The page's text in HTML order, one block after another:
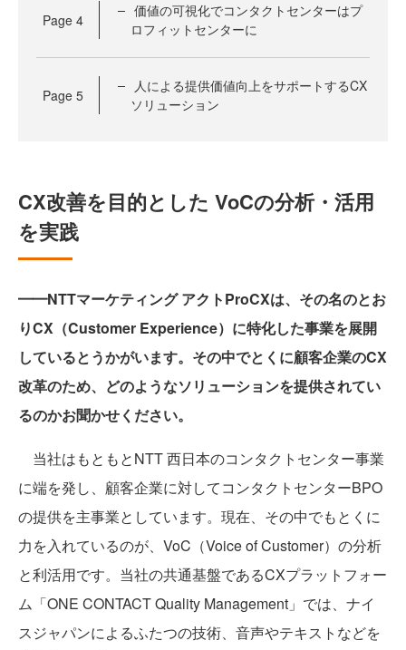
Page 4
価値の可視化でコンタクトセンターはプ
ロフィットセンターに
Page 5
人による提供価値向上をサポートするCX
ソリューション
CX改善を目的とした VoCの分析・活用
を実践
━━NTTマーケティング アクトProCXは、その名のとお
りCX（Customer Experience）に特化した事業を展開
しているとうかがいます。その中でとくに顧客企業のCX
改革のため、どのようなソリューションを提供されてい
るのかお聞かせください。
当社はもともとNTT 西日本のコンタクトセンター事業
に端を発し、顧客企業に対してコンタクトセンターBPO
の提供を主事業としています。現在、その中でもとくに
力を入れているのが、VoC（Voice of Customer）の分析
と利活用です。当社の共通基盤であるCXプラットフォー
ム「ONE CONTACT Quality Management」では、ナイ
スジャパンによるふたつの技術、音声やテキストなどを